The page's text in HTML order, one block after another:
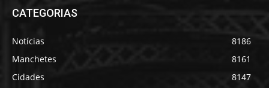
CATEGORIAS
Notícias
8186
Manchetes
8161
Cidades
8147